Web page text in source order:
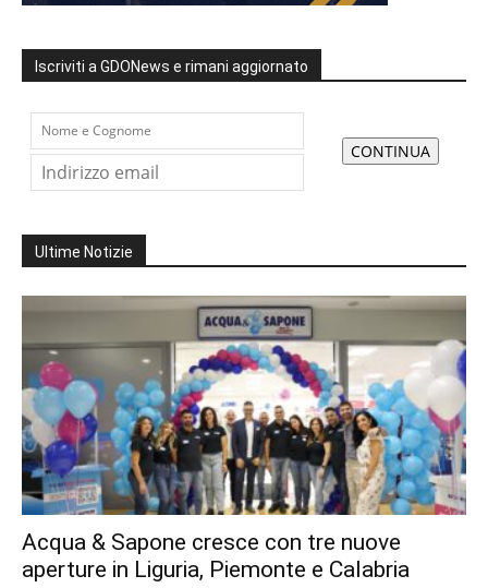
Iscriviti a GDONews e rimani aggiornato
Ultime Notizie
Acqua & Sapone cresce con tre nuove
aperture in Liguria, Piemonte e Calabria